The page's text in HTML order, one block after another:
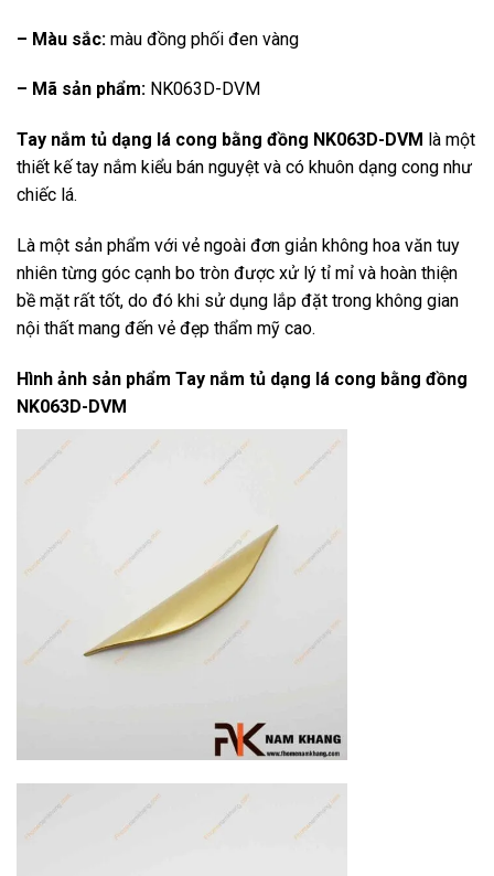
– Màu sắc: màu đồng phối đen vàng
– Mã sản phẩm: NK063D-DVM
Tay nắm tủ dạng lá cong bằng đồng NK063D-DVM là một
thiết kế tay nắm kiểu bán nguyệt và có khuôn dạng cong như
chiếc lá.
Là một sản phẩm với vẻ ngoài đơn giản không hoa văn tuy
nhiên từng góc cạnh bo tròn được xử lý tỉ mỉ và hoàn thiện
bề mặt rất tốt, do đó khi sử dụng lắp đặt trong không gian
nội thất mang đến vẻ đẹp thẩm mỹ cao.
Hình ảnh sản phẩm Tay nắm tủ dạng lá cong bằng đồng
NK063D-DVM